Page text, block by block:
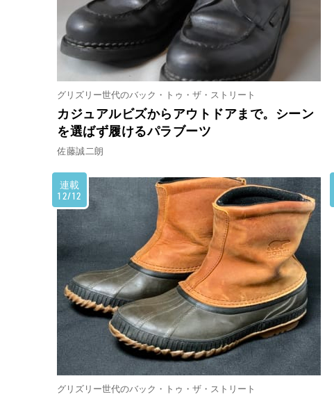
グリズリー世代のバック・トゥ・ザ・ストリート
カジュアルビズからアウトドアまで。シーン
を選ばず履けるパラブーツ
佐藤誠二朗
連載
12/12
グリズリー世代のバック・トゥ・ザ・ストリート